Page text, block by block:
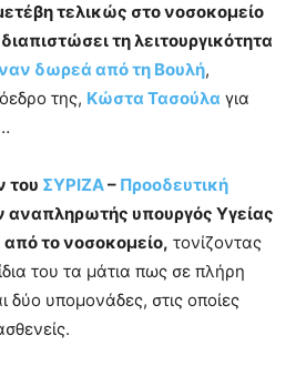
τελικώς στο νοσοκομείο
τη λειτουργικότητα
δωρεά από τη Βουλή,
της, Κώστα Τασούλα για
του ΣΥΡΙΖΑ– Προοδευτική
αναπληρωτής υπουργός Υγείας
το νοσοκομείο, τονίζοντας
του τα μάτια πως σε πλήρη
δύο υπομονάδες, στις οποίες